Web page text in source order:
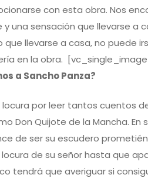
con esta obra. Nos
una sensación que llevarse a
llevarse a casa, no puede
en la obra. [vc_single_image
a Sancho Panza?
locura por leer tantos cuentos
Don Quijote de la Mancha. En
de ser su escudero
de su señor hasta que
tendrá que averiguar si